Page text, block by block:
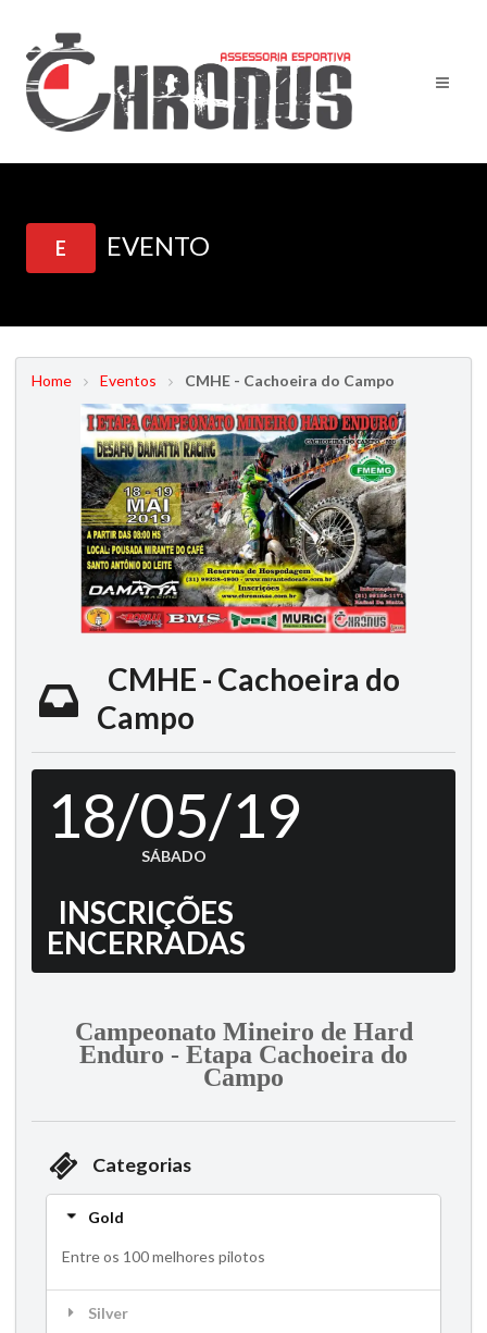
E EVENTO
Home Eventos CMHE - Cachoeira do Campo
CMHE - Cachoeira do
Campo
18/05/19
SÁBADO
INSCRIÇÕES
ENCERRADAS
Campeonato Mineiro de Hard
Enduro - Etapa Cachoeira do
Campo
Categorias
Gold
Entre os 100 melhores pilotos
Silver